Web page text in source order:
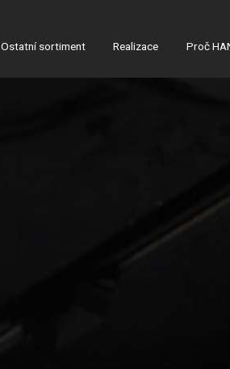
Ostatní sortiment Realizace Proč